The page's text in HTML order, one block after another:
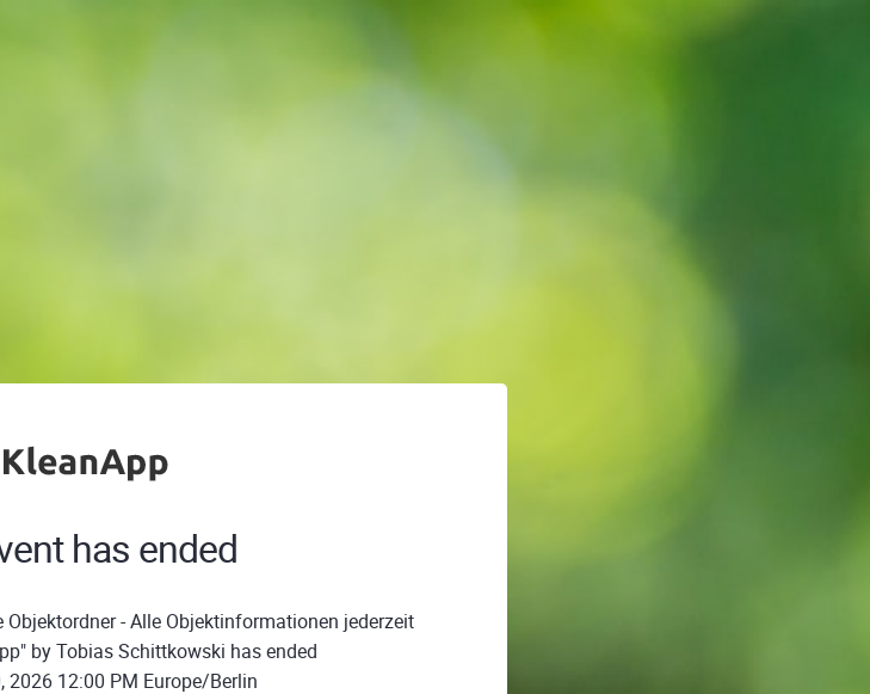
has ended
- Alle Objektinformationen jederzeit
by Tobias Schittkowski has ended
2026 12:00 PM Europe/Berlin